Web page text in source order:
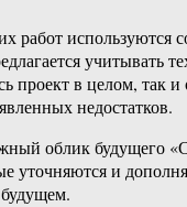
проект в целом,
недостатков.
облик будущего
и